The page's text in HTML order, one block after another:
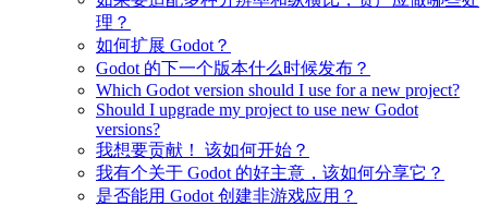
理？
如何扩展 Godot？
Godot 的下一个版本什么时候发布？
Which Godot version should I use for a new project?
Should I upgrade my project to use new Godot
versions?
我想要贡献！ 该如何开始？
我有个关于 Godot 的好主意，该如何分享它？
是否能用 Godot 创建非游戏应用？